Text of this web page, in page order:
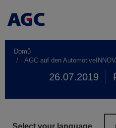
Domů
AGC auf den
26.07.2019